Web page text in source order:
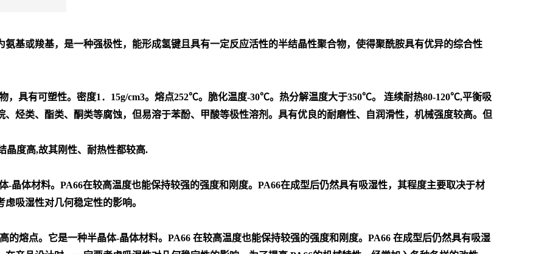
基或羧基，是一种强极性，能形成氢键且具有一定反应活性的半结晶性聚合物，使得聚酰胺具有优异的综合性
具有可塑性。密度1．15g/cm3。熔点252℃。脆化温度-30℃。热分解温度大于350℃。 连续耐热80-120℃,平衡吸
烃类、酯类、酮类等腐蚀，但易溶于苯酚、甲酸等极性溶剂。具有优良的耐磨性、自润滑性，机械强度较高。但
度高,故其刚性、耐热性都较高.
体材料。PA66在较高温度也能保持较强的强度和刚度。PA66在成型后仍然具有吸湿性，其程度主要取决于材
吸湿性对几何稳定性的影响。
的熔点。它是一种半晶体-晶体材料。PA66 在较高温度也能保持较强的强度和刚度。PA66 在成型后仍然具有吸湿